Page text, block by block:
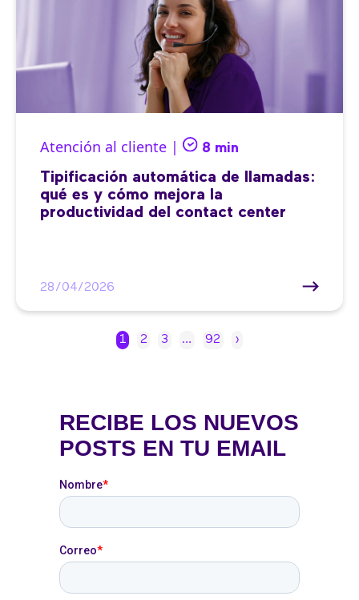
Atención al cliente | 8 min
Tipificación automática de llamadas:
qué es y cómo mejora la
productividad del contact center
28/04/2026
1 2 3 … 92 ›